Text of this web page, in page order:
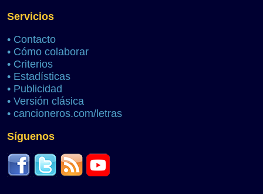
Servicios
• Contacto
• Cómo colaborar
• Criterios
• Estadísticas
• Publicidad
• Versión clásica
• cancioneros.com/letras
Síguenos